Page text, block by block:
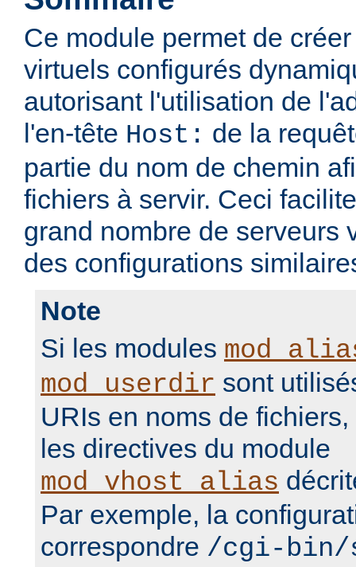
Ce module permet de
virtuels configurés
autorisant l'utilisation de
l'en-tête Host: de la
partie du nom de chemin
fichiers à servir. Ceci
grand nombre de serveurs
des configurations
Note
Si les modules
mod_userdir sont
URIs en noms de
les directives du module
mod_vhost_alias
Par exemple, la
correspondre /cgi-